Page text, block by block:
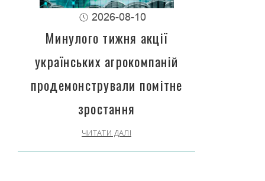
2026-08-10
Минулого тижня акції
українських агрокомпаній
продемонстрували помітне
зростання
ЧИТАТИ ДАЛІ